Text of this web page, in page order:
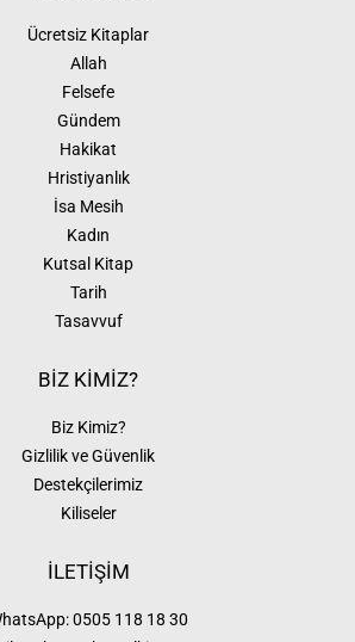
Ücretsiz Kitaplar
Allah
Felsefe
Gündem
Hakikat
Hristiyanlık
İsa Mesih
Kadın
Kutsal Kitap
Tarih
Tasavvuf
BİZ KİMİZ?
Biz Kimiz?
Gizlilik ve Güvenlik
Destekçilerimiz
Kiliseler
İLETİŞİM
0505 118 18 30